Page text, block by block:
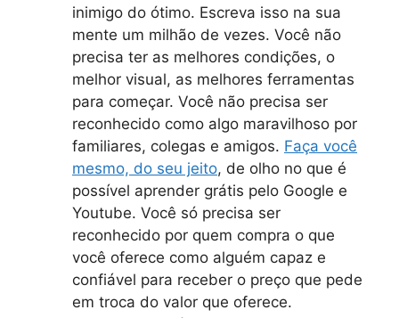
inimigo do ótimo. Escreva isso na sua
mente um milhão de vezes. Você não
precisa ter as melhores condições, o
melhor visual, as melhores ferramentas
para começar. Você não precisa ser
reconhecido como algo maravilhoso por
familiares, colegas e amigos. Faça você
mesmo, do seu jeito, de olho no que é
possível aprender grátis pelo Google e
Youtube. Você só precisa ser
reconhecido por quem compra o que
você oferece como alguém capaz e
confiável para receber o preço que pede
em troca do valor que oferece.